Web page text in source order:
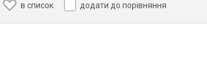
в список додати до порівняння